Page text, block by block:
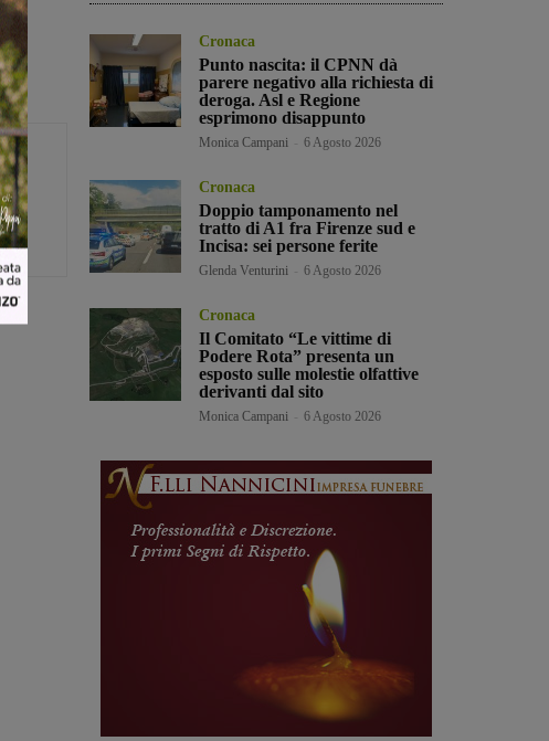
Cronaca
Punto nascita: il CPNN dà
parere negativo alla richiesta di
deroga. Asl e Regione
esprimono disappunto
Monica Campani 6 Agosto 2026
Cronaca
Doppio tamponamento nel
tratto di A1 fra Firenze sud e
Incisa: sei persone ferite
Glenda Venturini 6 Agosto 2026
Cronaca
Il Comitato “Le vittime di
Podere Rota” presenta un
esposto sulle molestie olfattive
derivanti dal sito
Monica Campani 6 Agosto 2026